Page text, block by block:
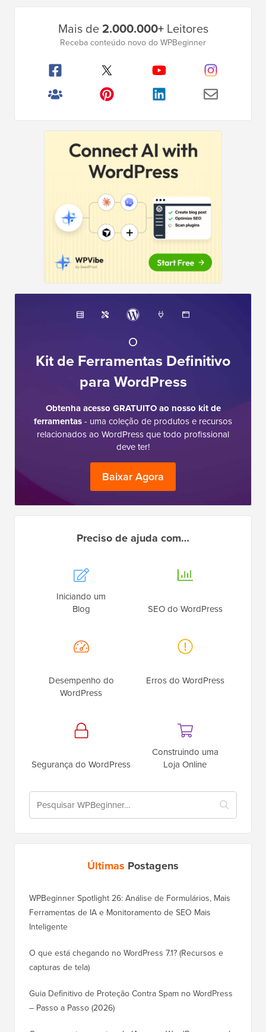
Mais de2.000.000+Leitores
Receba conteúdo novo do WPBeginner
O
Kit de Ferramentas Definitivo
para WordPress
Obtenha acesso GRATUITO ao nosso kit de
ferramentas- uma coleção de produtos e recursos
relacionados ao WordPress que todo profissional
deve ter!
Baixar Agora
Preciso de ajuda com…
Iniciando um
Blog
SEO do WordPress
Desempenho do
WordPress
Erros do WordPress
Segurança do WordPress
Construindo uma
Loja Online
Últimas Postagens
WPBeginner Spotlight 26: Análise de Formulários, Mais
Ferramentas de IA e Monitoramento de SEO Mais
Inteligente
O que está chegando no WordPress 7.1? (Recursos e
capturas de tela)
Guia Definitivo de Proteção Contra Spam no WordPress
– Passo a Passo (2026)